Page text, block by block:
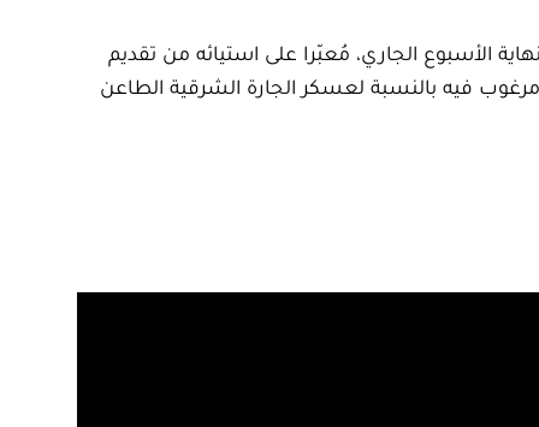
حفيظ دراجي، البوق الدعائي للنظام العسكري الجزائري الحاكم، ضيفا على «لابريكاد 36»، نهاية الأسبوع الجاري، مُعبّرا على استيائه من تقديم
جديدا للمغرب، غير مرغوب فيه بالنسبة لعسكر الجارة الشرقية الطاعن